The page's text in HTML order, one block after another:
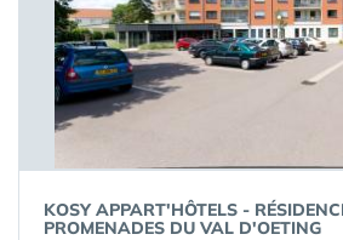
KOSY APPART'HÔTELS -
PROMENADES DU VAL D'OETING